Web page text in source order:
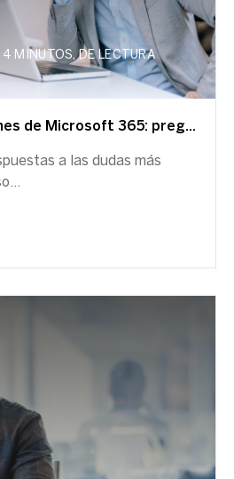
4 MINUTOS, DE LECTURA
de Microsoft 365: preg...
a las dudas más